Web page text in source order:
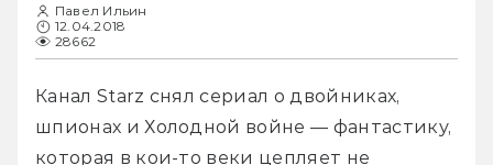
Павел Ильин
12.04.2018
28662
Канал Starz снял сериал о двойниках,
шпионах и Холодной войне — фантастику,
которая в кои-то веки цепляет не